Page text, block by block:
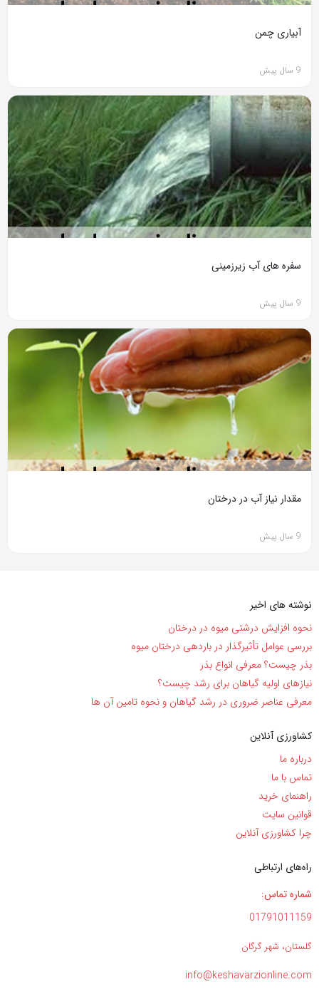
آبیاری چمن
9 سال پیش
سفره های آب زیرزمینی
9 سال پیش
مقدار نیاز آب در درختان
9 سال پیش
نوشته های اخیر
نحوه افزایش درشتی میوه در درختان
بررسی عوامل تأثیرگذار در باردهی درختان میوه
بذر چیست؟ معرفی انواع بذر
نیاز‌های اولیه گیاهان برای رشد چیست؟
معرفی عناصر ضروری در رشد گیاهان و نحوه تامین آن ها
کشاورزی آنلاین
درباره ما
تماس با ما
راهنمای خرید
قوانین سایت
چرا کشاورزی آنلاین
راه‌های ارتباطی
شماره تماس:
01791011159
گلستان، شهر گرگان
info@keshavarzionline.com